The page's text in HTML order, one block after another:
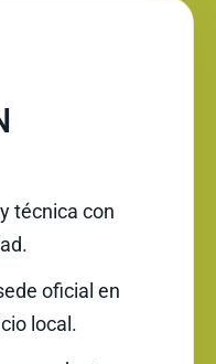
técnica con
oficial en
local.